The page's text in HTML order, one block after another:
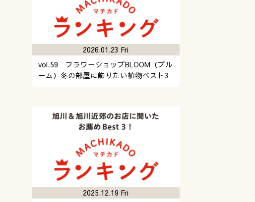
vol.59 フラワーショップBLOOM（ブル
ーム）冬の部屋に飾りたい植物ベスト3
2026.01.23 Fri
2025.12.19 Fri